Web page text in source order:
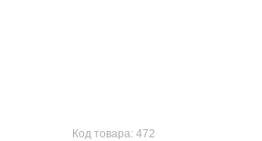
Код товара: 472